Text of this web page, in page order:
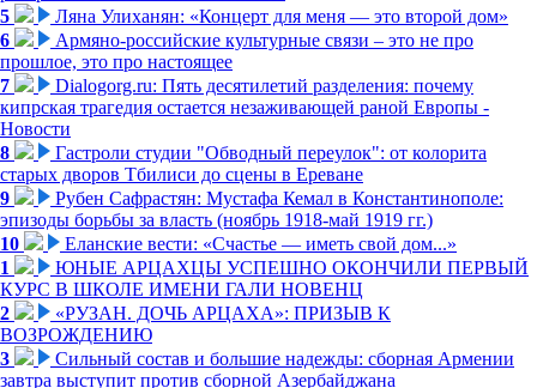
5
Ляна Улиханян: «Концерт для меня — это второй дом»
6
Армяно-российские культурные связи – это не про
прошлое, это про настоящее
7
Dialogorg.ru: Пять десятилетий разделения: почему
кипрская трагедия остается незаживающей раной Европы -
Новости
8
Гастроли студии "Обводный переулок": от колорита
старых дворов Тбилиси до сцены в Ереване
9
Рубен Сафрастян: Мустафа Кемал в Константинополе:
эпизоды борьбы за власть (ноябрь 1918-май 1919 гг.)
10
Еланские вести: «Счастье — иметь свой дом...»
1
ЮНЫЕ АРЦАХЦЫ УСПЕШНО ОКОНЧИЛИ ПЕРВЫЙ
КУРС В ШКОЛЕ ИМЕНИ ГАЛИ НОВЕНЦ
2
«РУЗАН. ДОЧЬ АРЦАХА»: ПРИЗЫВ К
ВОЗРОЖДЕНИЮ
3
Сильный состав и большие надежды: сборная Армении
завтра выступит против сборной Азербайджана